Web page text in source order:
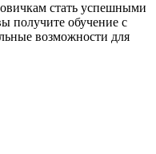
стать успешными
получите обучение с
возможности для